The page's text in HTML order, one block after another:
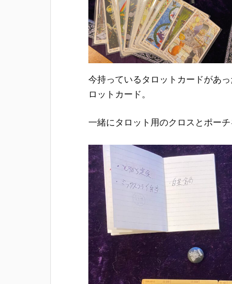
今持っているタロットカードがあ
ロットカード。
一緒にタロット用のクロスとポーチ